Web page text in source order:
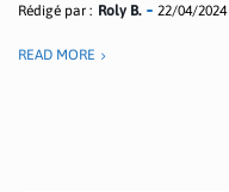
Rédigé par : Roly B. 22/04/2024
READ MORE